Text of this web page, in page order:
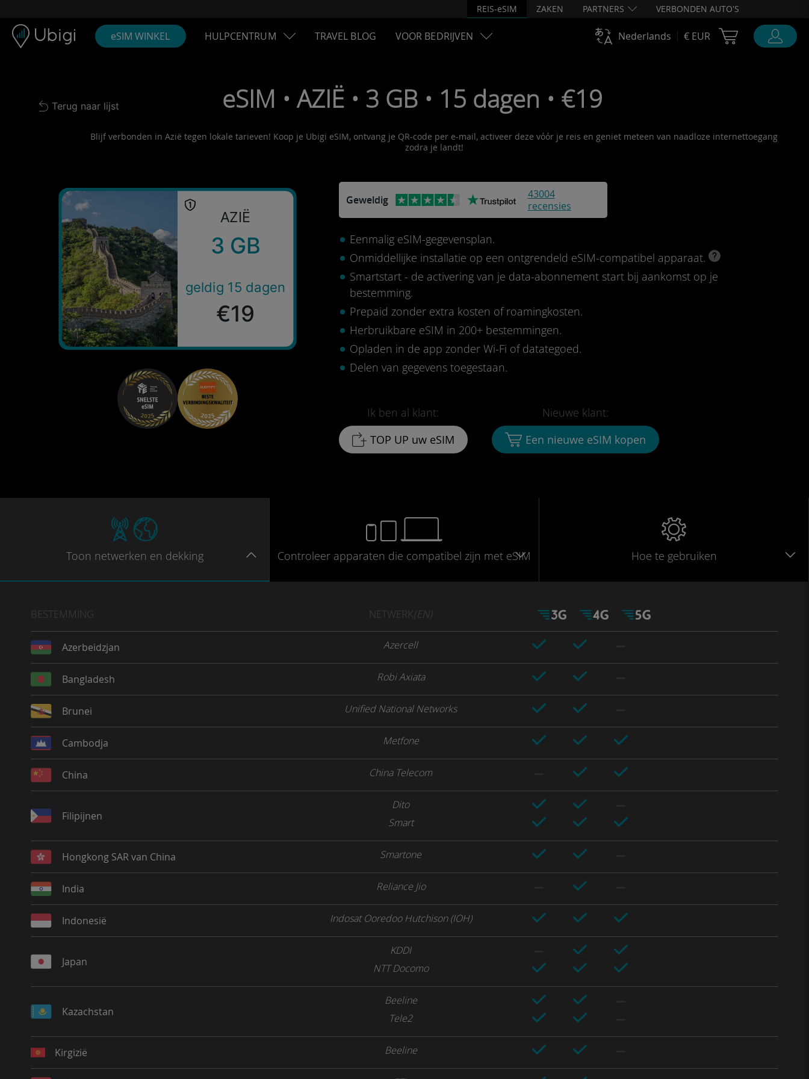
REIS-eSIM ZAKEN PARTNERS VERBONDEN AUTO'S
eSIM WINKEL HULPCENTRUM TRAVEL BLOG VOOR BEDRIJVEN Nederlands € EUR Cart Ubigi
Back to list
Terug naar lijst eSIM • AZIË • 3 GB • 15 dagen • €19
Blijf verbonden in Azië tegen lokale tarieven! Koop je Ubigi eSIM, ontvang je QR-code per e-mail, activeer deze vóór je reis en geniet meteen van naadloze internettoegang
zodra je landt!
AZIË
3 GB
geldig 15 dagen
€19
Geweldig
43004
recensies
Eenmalig eSIM-gegevensplan.
Onmiddellijke installatie op een ontgrendeld eSIM-compatibel apparaat.
Smartstart - de activering van je data-abonnement start bij aankomst op je
bestemming.
Prepaid zonder extra kosten of roamingkosten.
Herbruikbare eSIM in 200+ bestemmingen.
Opladen in de app zonder Wi-Fi of datategoed.
Delen van gegevens toegestaan.
Ik ben al klant:
TOP UP uw eSIM
Nieuwe klant:
Een nieuwe eSIM kopen
Toon netwerken en dekking Controleer apparaten die compatibel zijn met eSIM Hoe te gebruiken
BESTEMMING NETWERK(EN)
Azerbeidzjan Azercell
Bangladesh Robi Axiata
Brunei Unified National Networks
Cambodja Metfone
China China Telecom
Filipijnen
Dito
Smart
Hongkong SAR van China Smartone
India Reliance Jio
Indonesië Indosat Ooredoo Hutchison (IOH)
Japan
KDDI
NTT Docomo
Kazachstan
Beeline
Tele2
Kirgizië Beeline